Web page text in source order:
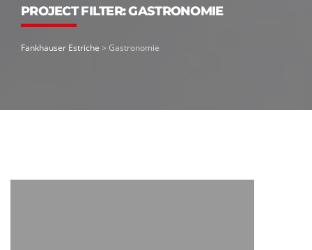
PROJECT FILTER:GASTRONOMIE
Fankhauser Estriche > Gastronomie